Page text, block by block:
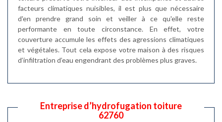
facteurs climatiques nuisibles, il est plus que nécessaire
d'en prendre grand soin et veiller à ce qu'elle reste
performante en toute circonstance. En effet, votre
couverture accumule les effets des agressions climatiques
et végétales. Tout cela expose votre maison à des risques
d’infiltration d’eau engendrant des problèmes plus graves.
Entreprise d’hydrofugation toiture
62760